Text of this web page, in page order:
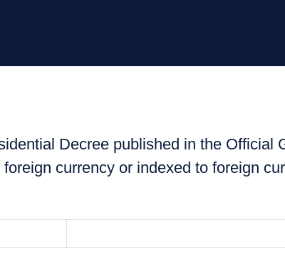
Decree published in the Official
currency or indexed to foreign